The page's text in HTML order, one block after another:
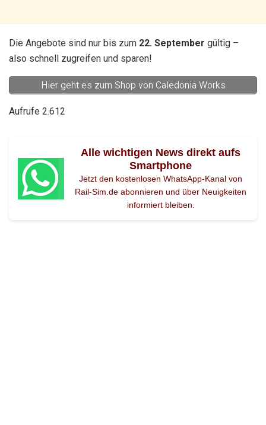
Die Angebote sind nur bis zum 22. September gültig –
also schnell zugreifen und sparen!
Hier geht es zum Shop von Caledonia Works
Aufrufe 2.612
Alle wichtigen News direkt aufs
Smartphone
Jetzt den kostenlosen WhatsApp-Kanal von
Rail-Sim.de abonnieren und über Neuigkeiten
informiert bleiben.